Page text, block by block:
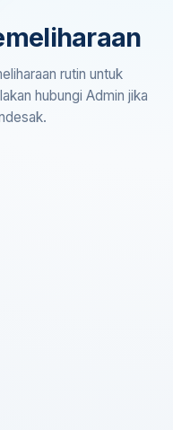
rutin untuk
hubungi Admin jika